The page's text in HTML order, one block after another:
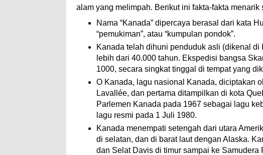
alam yang melimpah. Berikut ini fakta-fakta
Nama “Kanada” dipercaya berasal dari kata
“pemukiman”, atau “kumpulan pondok”.
Kanada telah dihuni penduduk asli (dikenal
lebih dari 40.000 tahun. Ekspedisi bangsa
1000, secara singkat tinggal di tempat yang
O Kanada, lagu nasional Kanada, diciptakan
Lavallée, dan pertama ditampilkan di kota
Parlemen Kanada pada 1967 sebagai lagu
lagu resmi pada 1 Juli 1980.
Kanada menempati setengah dari utara
di selatan, dan di barat laut dengan Alaska.
dan Selat Davis di timur sampai ke Samudera